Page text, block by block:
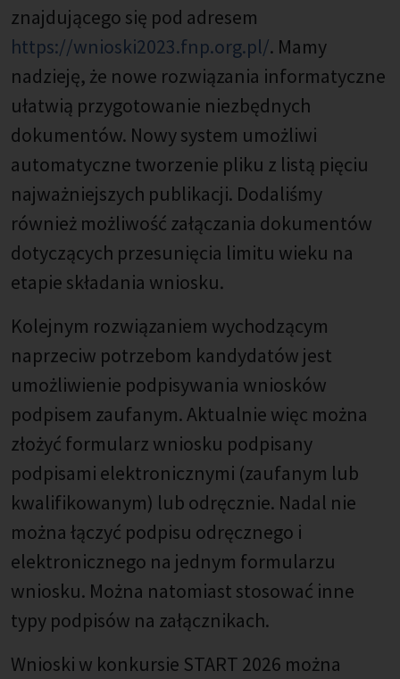
znajdującego się pod adresem
https://wnioski2023.fnp.org.pl/. Mamy
nadzieję, że nowe rozwiązania informatyczne
ułatwią przygotowanie niezbędnych
dokumentów. Nowy system umożliwi
automatyczne tworzenie pliku z listą pięciu
najważniejszych publikacji. Dodaliśmy
również możliwość załączania dokumentów
dotyczących przesunięcia limitu wieku na
etapie składania wniosku.
Kolejnym rozwiązaniem wychodzącym
naprzeciw potrzebom kandydatów jest
umożliwienie podpisywania wniosków
podpisem zaufanym. Aktualnie więc można
złożyć formularz wniosku podpisany
podpisami elektronicznymi (zaufanym lub
kwalifikowanym) lub odręcznie. Nadal nie
można łączyć podpisu odręcznego i
elektronicznego na jednym formularzu
wniosku. Można natomiast stosować inne
typy podpisów na załącznikach.
Wnioski w konkursie START 2026 można